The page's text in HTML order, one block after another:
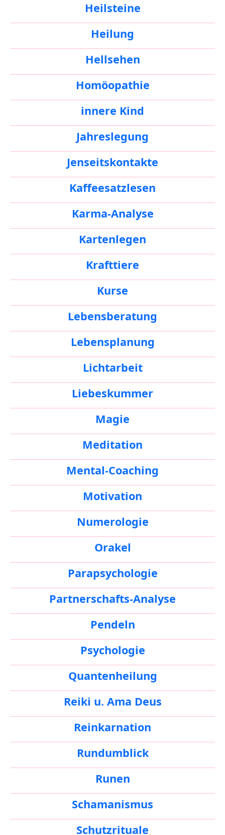
Heilsteine
Heilung
Hellsehen
Homöopathie
innere Kind
Jahreslegung
Jenseitskontakte
Kaffeesatzlesen
Karma-Analyse
Kartenlegen
Krafttiere
Kurse
Lebensberatung
Lebensplanung
Lichtarbeit
Liebeskummer
Magie
Meditation
Mental-Coaching
Motivation
Numerologie
Orakel
Parapsychologie
Partnerschafts-Analyse
Pendeln
Psychologie
Quantenheilung
Reiki u. Ama Deus
Reinkarnation
Rundumblick
Runen
Schamanismus
Schutzrituale